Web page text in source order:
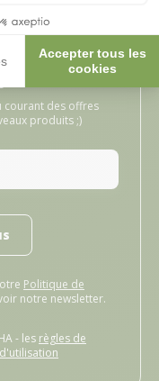
Accepter tous les
cookies
courant des offres
produits ;)
Politique de
notre newsletter.
- les règles de